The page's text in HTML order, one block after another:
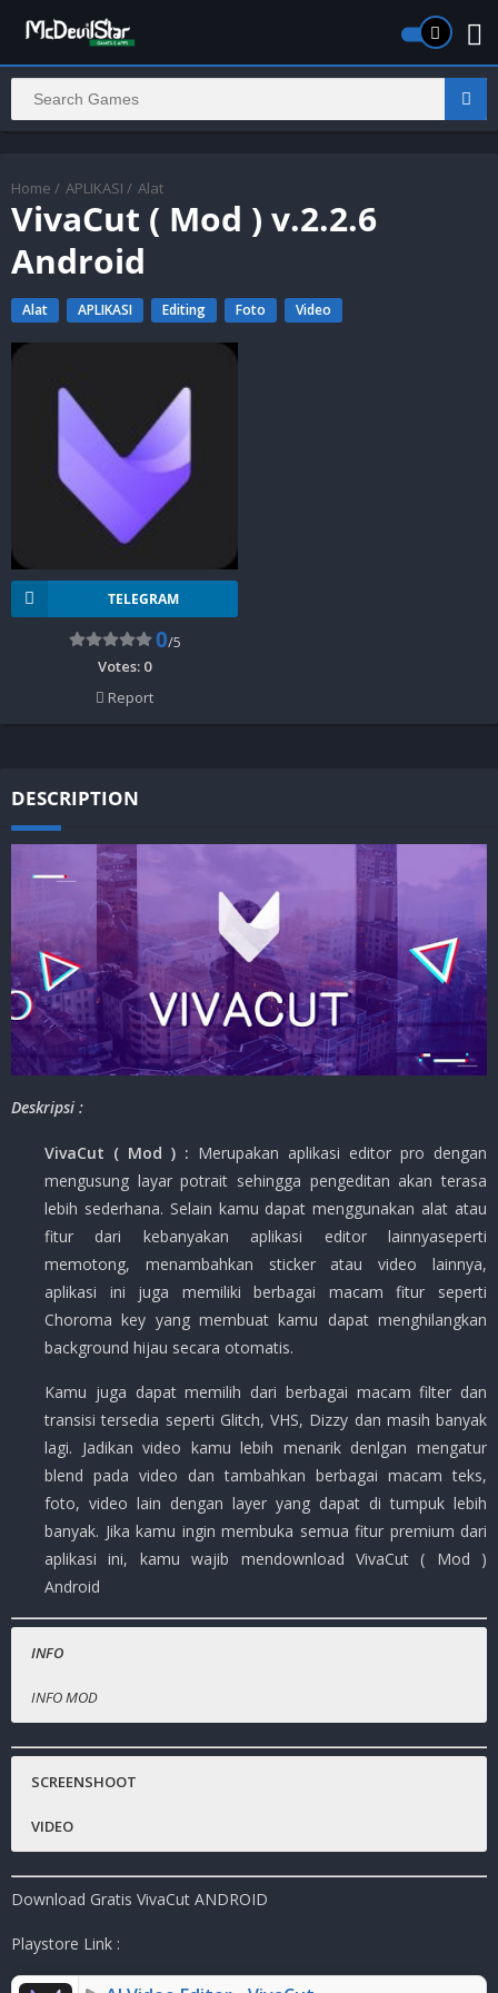
Home / APLIKASI / Alat
VivaCut ( Mod ) v.2.2.6
Android
Alat APLIKASI Editing Foto Video
TELEGRAM
0/5
Votes: 0
Report
DESCRIPTION
Deskripsi :
VivaCut ( Mod ) : Merupakan aplikasi editor pro dengan
mengusung layar potrait sehingga pengeditan akan terasa
lebih sederhana. Selain kamu dapat menggunakan alat atau
fitur dari kebanyakan aplikasi editor lainnyaseperti
memotong, menambahkan sticker atau video lainnya,
aplikasi ini juga memiliki berbagai macam fitur seperti
Choroma key yang membuat kamu dapat menghilangkan
background hijau secara otomatis.
Kamu juga dapat memilih dari berbagai macam filter dan
transisi tersedia seperti Glitch, VHS, Dizzy dan masih banyak
lagi. Jadikan video kamu lebih menarik denlgan mengatur
blend pada video dan tambahkan berbagai macam teks,
foto, video lain dengan layer yang dapat di tumpuk lebih
banyak. Jika kamu ingin membuka semua fitur premium dari
aplikasi ini, kamu wajib mendownload VivaCut ( Mod )
Android
INFO
INFO MOD
Platfrom
Publisher:Lightricks Ltd.
Ukuran Aplikasi
SCREENSHOOT
VIDEO
Download Gratis VivaCut ANDROID
Playstore Link :